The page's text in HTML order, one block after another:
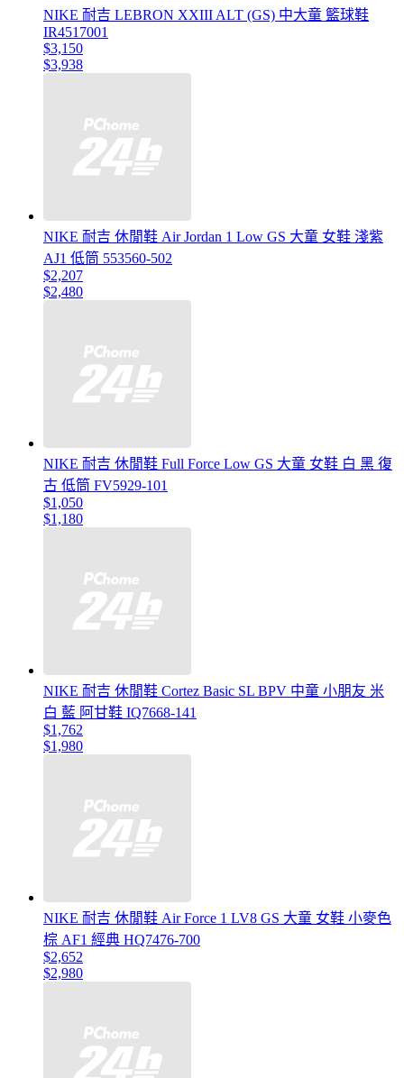
NIKE 耐吉 LEBRON XXIII ALT (GS) 中大童 籃球鞋
IR4517001
$3,150
$3,938
NIKE 耐吉 休閒鞋 Air Jordan 1 Low GS 大童 女鞋 淺紫
AJ1 低筒 553560-502
$2,207
$2,480
NIKE 耐吉 休閒鞋 Full Force Low GS 大童 女鞋 白 黑 復
古 低筒 FV5929-101
$1,050
$1,180
NIKE 耐吉 休閒鞋 Cortez Basic SL BPV 中童 小朋友 米
白 藍 阿甘鞋 IQ7668-141
$1,762
$1,980
NIKE 耐吉 休閒鞋 Air Force 1 LV8 GS 大童 女鞋 小麥色
棕 AF1 經典 HQ7476-700
$2,652
$2,980